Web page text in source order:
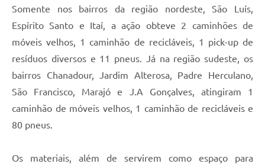
Somente nos bairros da região nordeste, São Luís,
Espírito Santo e Itaí, a ação obteve 2 caminhões de
móveis velhos, 1 caminhão de recicláveis, 1 pick-up de
resíduos diversos e 11 pneus. Já na região sudeste, os
bairros Chanadour, Jardim Alterosa, Padre Herculano,
São Francisco, Marajó e J.A Gonçalves, atingiram 1
caminhão de móveis velhos, 1 caminhão de recicláveis e
80 pneus.
Os materiais, além de servirem como espaço para